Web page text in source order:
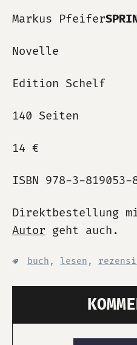
Markus Pfeifer
Novelle
Edition Schelf
140 Seiten
14 €
ISBN 978-3-819053-
Direktbestellung
Autor geht auch.
buch , lesen ,